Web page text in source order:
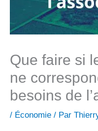
Que faire si
ne
besoins de
/ Économie / Par